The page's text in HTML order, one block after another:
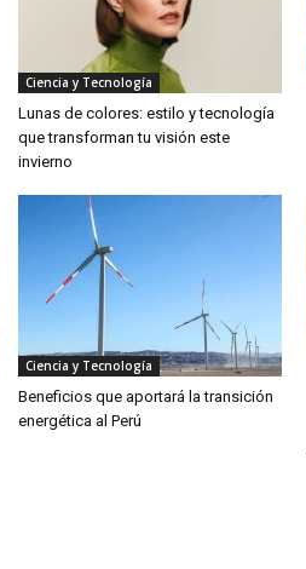
Ciencia y Tecnología
Lunas de colores: estilo y tecnología
que transforman tu visión este
invierno
Ciencia y Tecnología
Beneficios que aportará la transición
energética al Perú